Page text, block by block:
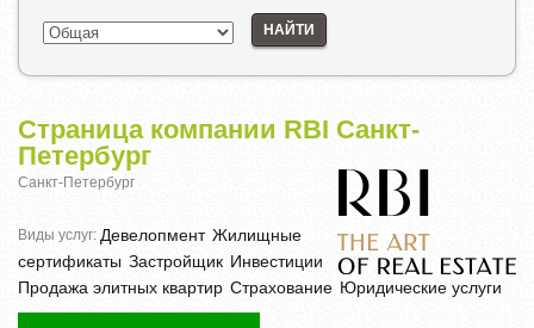
НАЙТИ
Страница компании RBI Санкт-
Петербург
Санкт-Петербург
Виды услуг: Девелопмент Жилищные
сертификаты Застройщик Инвестиции
Продажа элитных квартир Страхование Юридические услуги